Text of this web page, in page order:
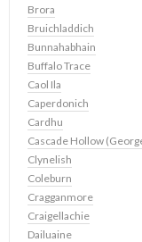
Brora
Bruichladdich
Bunnahabhain
Buffalo Trace
Caol Ila
Caperdonich
Cardhu
Cascade Hollow
Clynelish
Coleburn
Cragganmore
Craigellachie
Dailuaine